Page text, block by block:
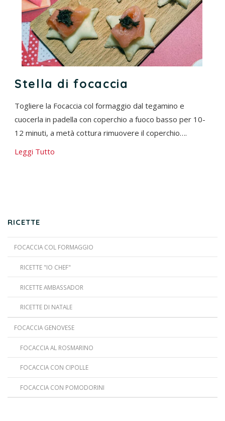
Stella di focaccia
Togliere la Focaccia col formaggio dal tegamino e
cuocerla in padella con coperchio a fuoco basso per 10-
12 minuti, a metà cottura rimuovere il coperchio….
Leggi Tutto
RICETTE
FOCACCIA COL FORMAGGIO
RICETTE "IO CHEF"
RICETTE AMBASSADOR
RICETTE DI NATALE
FOCACCIA GENOVESE
FOCACCIA AL ROSMARINO
FOCACCIA CON CIPOLLE
FOCACCIA CON POMODORINI